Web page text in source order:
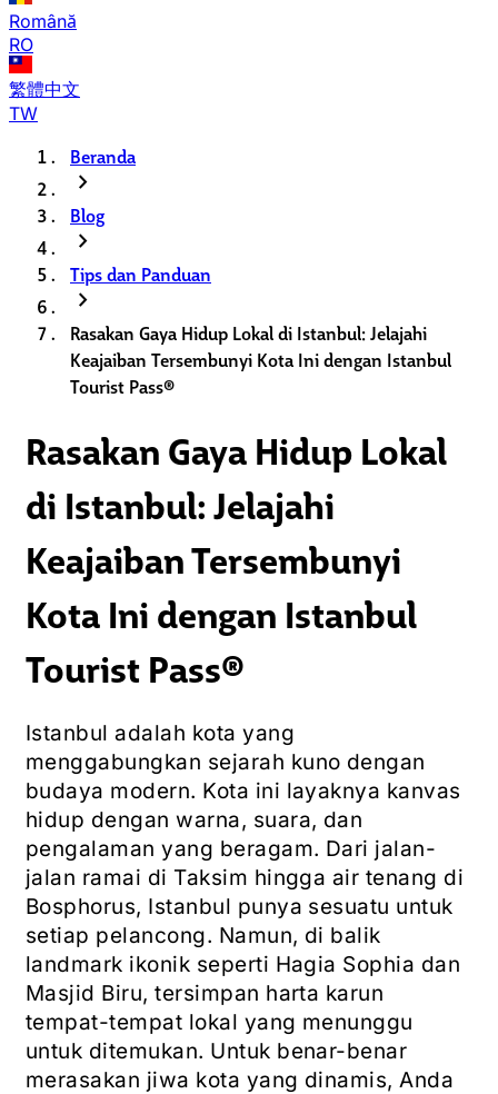
Română
RO
繁體中文
TW
Beranda
chevron_right
Blog
chevron_right
Tips dan Panduan
chevron_right
Rasakan Gaya Hidup Lokal di Istanbul: Jelajahi
Keajaiban Tersembunyi Kota Ini dengan Istanbul
Tourist Pass®
Rasakan Gaya Hidup Lokal
di Istanbul: Jelajahi
Keajaiban Tersembunyi
Kota Ini dengan Istanbul
Tourist Pass®
Istanbul adalah kota yang
menggabungkan sejarah kuno dengan
budaya modern. Kota ini layaknya kanvas
hidup dengan warna, suara, dan
pengalaman yang beragam. Dari jalan-
jalan ramai di Taksim hingga air tenang di
Bosphorus, Istanbul punya sesuatu untuk
setiap pelancong. Namun, di balik
landmark ikonik seperti Hagia Sophia dan
Masjid Biru, tersimpan harta karun
tempat-tempat lokal yang menunggu
untuk ditemukan. Untuk benar-benar
merasakan jiwa kota yang dinamis, Anda